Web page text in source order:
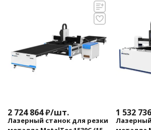
2 724 864₽/шт.
Лазерный станок для резки
1 532 736